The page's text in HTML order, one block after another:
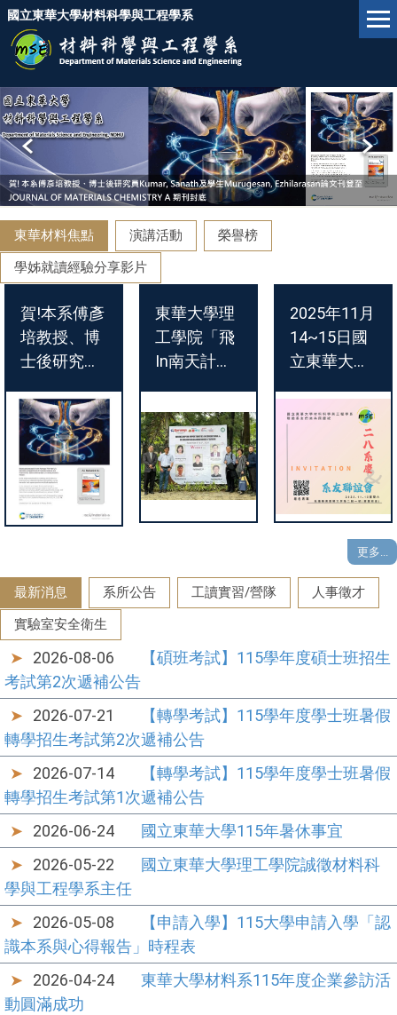
跳
到
主
要
內
容
區
國立東華大學材料科學與工程學系
東華材料焦點 演講活動
榮譽榜
學姊就讀經驗分享影片
賀!本系傅彥
培教授、博
士後研究員
Sanath及學
生
Murugesan,
Ezhilarasan
論文刊登至
JOURNAL
MATERIALS
CHEMISTR
Y A期刊封
底
東華大學理
工學院「飛
In南天計
印度學術合
作與招生
2025年11月
14~15日國
立東華大學
工程學系系
慶暨系友聯
誼會即將熱
烈展開
更多...
最新消息 系所公告 工讀實習/營隊
人事徵才
實驗室安全衛生
2026-08-06
【碩班考試】115學年度碩士班招生
考試第2次遞補公告
2026-07-21
【轉學考試】115學年度學士班暑假
轉學招生考試第2次遞補公告
2026-07-14
【轉學考試】115學年度學士班暑假
轉學招生考試第1次遞補公告
2026-06-24
國立東華大學115年暑休事宜
2026-05-22
國立東華大學理工學院誠徵材料科
學與工程學系主任
2026-05-08
【申請入學】115大學申請入學「認
識本系與心得報告」時程表
2026-04-24
東華大學材料系115年度企業參訪活
動圓滿成功